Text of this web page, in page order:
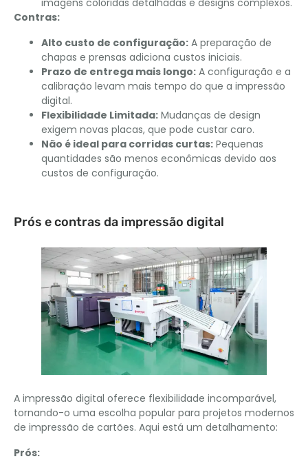
Contras:
Alto custo de configuração: A preparação de
chapas e prensas adiciona custos iniciais.
Prazo de entrega mais longo: A configuração e a
calibração levam mais tempo do que a impressão
digital.
Flexibilidade Limitada: Mudanças de design
exigem novas placas, que pode custar caro.
Não é ideal para corridas curtas: Pequenas
quantidades são menos econômicas devido aos
custos de configuração.
Prós e contras da impressão digital
A impressão digital oferece flexibilidade incomparável,
tornando-o uma escolha popular para projetos modernos
de impressão de cartões. Aqui está um detalhamento:
Prós: